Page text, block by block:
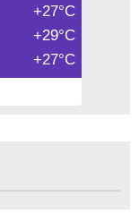
+27°C
+29°C
+27°C